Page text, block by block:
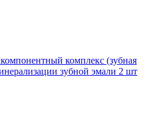
комплекс (зубная
зубной эмали 2 шт